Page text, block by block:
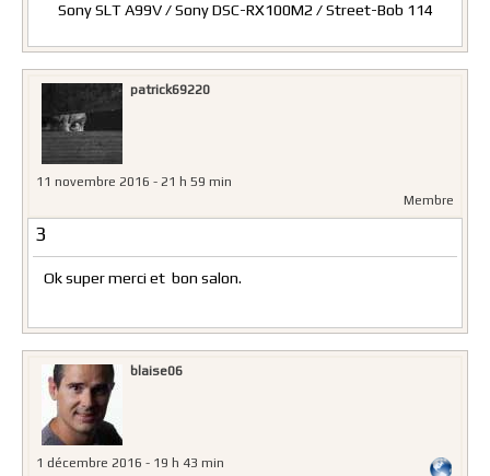
Sony SLT A99V / Sony DSC-RX100M2 / Street-Bob 114
patrick69220
11 novembre 2016 - 21 h 59 min
Membre
3
Ok super merci et bon salon.
blaise06
1 décembre 2016 - 19 h 43 min